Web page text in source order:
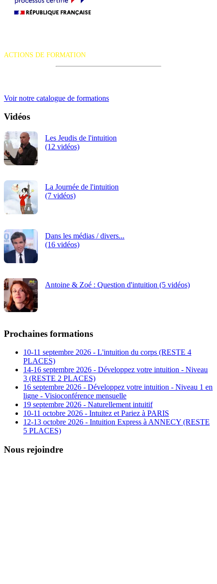
ACTIONS DE FORMATION
Voir notre catalogue de formations
Vidéos
Les Jeudis de l'intuition
(12 vidéos)
La Journée de l'intuition
(7 vidéos)
Dans les médias / divers...
(16 vidéos)
Antoine & Zoé : Question d'intuition (5 vidéos)
Prochaines formations
10-11 septembre 2026 - L'intuition du corps (RESTE 4
PLACES)
14-16 septembre 2026 - Développez votre intuition - Niveau
3 (RESTE 2 PLACES)
16 septembre 2026 - Développez votre intuition - Niveau 1 en
ligne - Visioconférence mensuelle
19 septembre 2026 - Naturellement intuitif
10-11 octobre 2026 - Intuitez et Pariez à PARIS
12-13 octobre 2026 - Intuition Express à ANNECY (RESTE
5 PLACES)
Nous rejoindre